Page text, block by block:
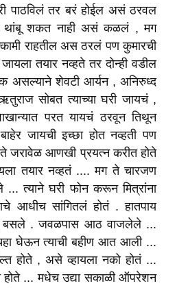
पाठविलं तर बरं होईल असं ठरवल
थांबू शकत नाही असं कळलं , मग
राहतील अस ठरलं पण कुमारची
तयार नव्हते तर दोन्ही वडील
शेवटी आर्यन , अनिरुध्द
सोबत त्याच्या घरी जायचं ,
परत यायचं ठरवून तिथून
जायची इच्छा होत नव्हती पण
ते जरावेळ आणखी प्रयत्न करीत होते
तयार नव्हतं .... मग ते चारजण
... त्याने घरी फोन करून मित्रांना
आधीच सांगितलं होतं . हातपाय
बसले . जवळपास आठ वाजलेले ...
चहा घेऊन त्याची बहीण आत आली ...
होते , असे व्हायला नको होतं ...
होते ... मधेच उद्या सकाळी ऑपरेशन